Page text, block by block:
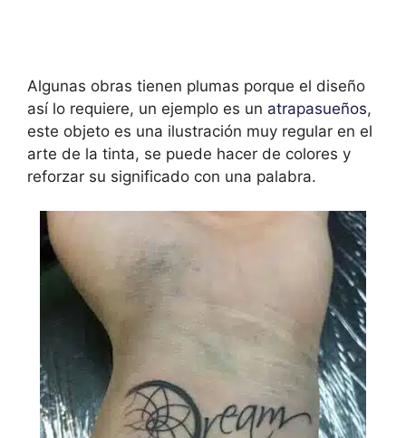
Algunas obras tienen plumas porque el diseño
así lo requiere, un ejemplo es un atrapasueños,
este objeto es una ilustración muy regular en el
arte de la tinta, se puede hacer de colores y
reforzar su significado con una palabra.